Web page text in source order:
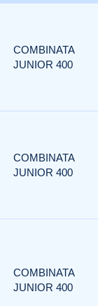
COMBINATA
JUNIOR 400
COMBINATA
JUNIOR 400
COMBINATA
JUNIOR 400